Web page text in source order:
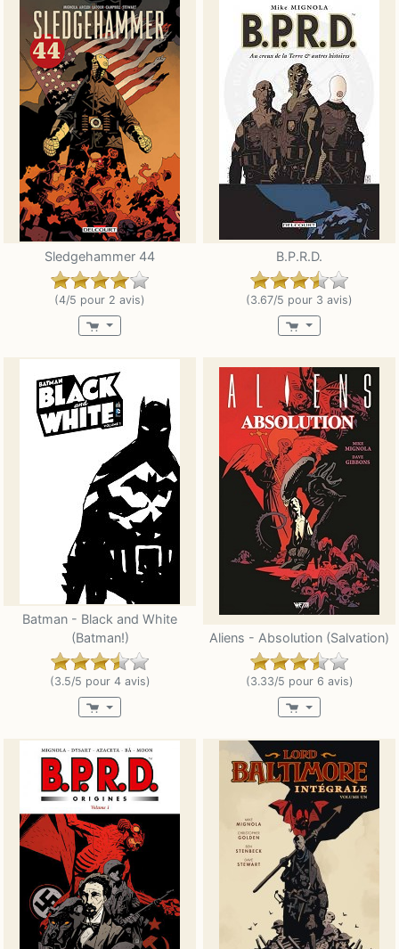
Sledgehammer 44
(4/5 pour 2 avis)
B.P.R.D.
(3.67/5 pour 3 avis)
Batman - Black and White
(Batman!)
(3.5/5 pour 4 avis)
Aliens - Absolution (Salvation)
(3.33/5 pour 6 avis)